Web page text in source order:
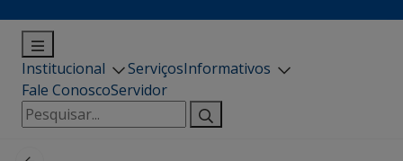
Institucional ServiçosInformativos
Fale ConoscoServidor
Pesquisar
por: